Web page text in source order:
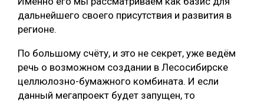
дальнейшего своего присутствия и развития в
регионе.
По большому счёту, и это не секрет, уже ведём
речь о возможном создании в Лесосибирске
целлюлозно-бумажного комбината. И если
данный мегапроект будет запущен, то